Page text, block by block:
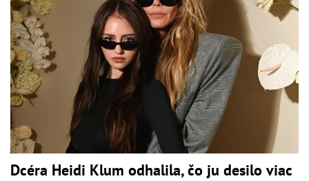
Dcéra Heidi Klum odhalila, čo ju desilo viac